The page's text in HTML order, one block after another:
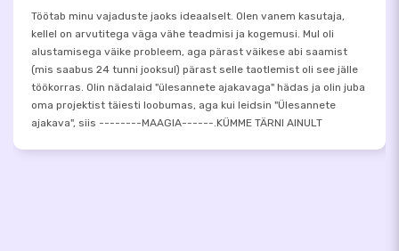
Töötab minu vajaduste jaoks ideaalselt. Olen vanem kasutaja,
kellel on arvutitega väga vähe teadmisi ja kogemusi. Mul oli
alustamisega väike probleem, aga pärast väikese abi saamist
(mis saabus 24 tunni jooksul) pärast selle taotlemist oli see jälle
töökorras. Olin nädalaid "ülesannete ajakavaga" hädas ja olin juba
oma projektist täiesti loobumas, aga kui leidsin "Ülesannete
ajakava", siis --------MAAGIA------.KÜMME TÄRNI AINULT